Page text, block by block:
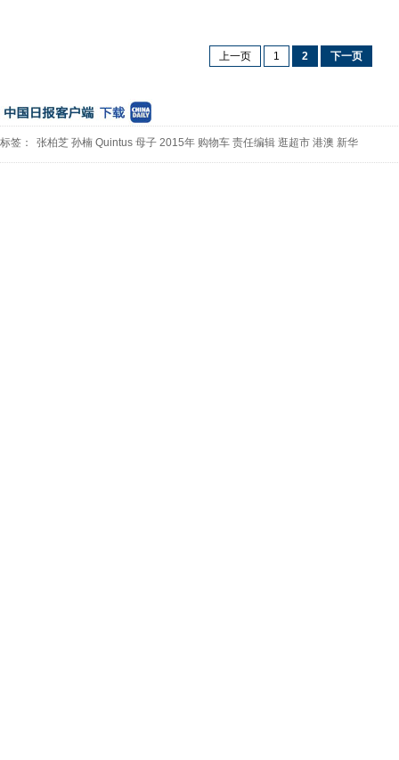
上一页 1 2 下一页
标签： 张柏芝 孙楠 Quintus 母子 2015年 购物车 责任编辑 逛超市 港澳 新华